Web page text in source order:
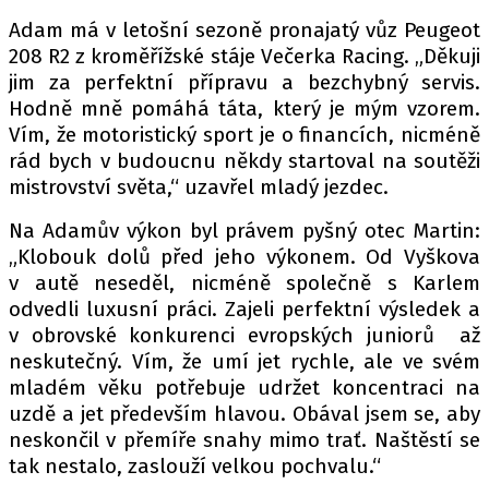
Adam má v letošní sezoně pronajatý vůz Peugeot
208 R2 z kroměřížské stáje Večerka Racing. „Děkuji
jim za perfektní přípravu a bezchybný servis.
Hodně mně pomáhá táta, který je mým vzorem.
Vím, že motoristický sport je o financích, nicméně
rád bych v budoucnu někdy startoval na soutěži
mistrovství světa,“ uzavřel mladý jezdec.
Na Adamův výkon byl právem pyšný otec Martin:
„Klobouk dolů před jeho výkonem. Od Vyškova
v autě neseděl, nicméně společně s Karlem
odvedli luxusní práci. Zajeli perfektní výsledek a
v obrovské konkurenci evropských juniorů až
neskutečný. Vím, že umí jet rychle, ale ve svém
mladém věku potřebuje udržet koncentraci na
uzdě a jet především hlavou. Obával jsem se, aby
neskončil v přemíře snahy mimo trať. Naštěstí se
tak nestalo, zaslouží velkou pochvalu.“